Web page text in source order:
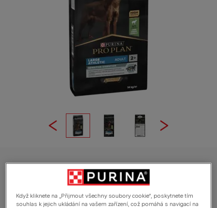
PURINA® PRO PLAN® Large Adult Athletic Dog Sensitive Digestion,
granule pro psy s jehněčím
PRO PLAN® Sensitive Digestion
(velká/atletická plemena) jehněčí
Když kliknete na „Přijmout všechny soubory cookie“, poskytnete tím
souhlas k jejich ukládání na vašem zařízení, což pomáhá s navigací na